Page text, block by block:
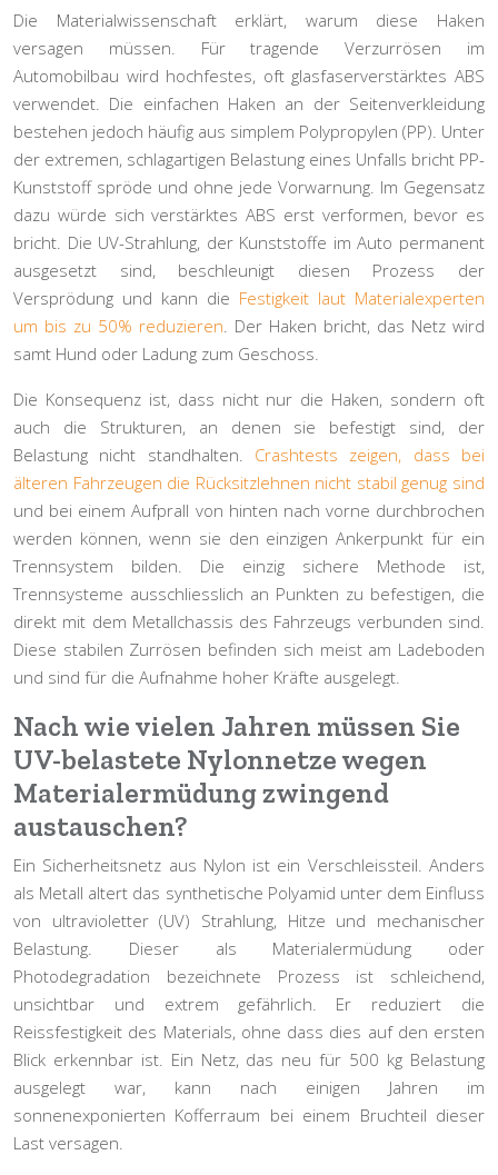
Die Materialwissenschaft erklärt, warum diese Haken
versagen müssen. Für tragende Verzurrösen im
Automobilbau wird hochfestes, oft glasfaserverstärktes ABS
verwendet. Die einfachen Haken an der Seitenverkleidung
bestehen jedoch häufig aus simplem Polypropylen (PP). Unter
der extremen, schlagartigen Belastung eines Unfalls bricht PP-
Kunststoff spröde und ohne jede Vorwarnung. Im Gegensatz
dazu würde sich verstärktes ABS erst verformen, bevor es
bricht. Die UV-Strahlung, der Kunststoffe im Auto permanent
ausgesetzt sind, beschleunigt diesen Prozess der
Versprödung und kann die Festigkeit laut Materialexperten
um bis zu 50% reduzieren. Der Haken bricht, das Netz wird
samt Hund oder Ladung zum Geschoss.
Die Konsequenz ist, dass nicht nur die Haken, sondern oft
auch die Strukturen, an denen sie befestigt sind, der
Belastung nicht standhalten. Crashtests zeigen, dass bei
älteren Fahrzeugen die Rücksitzlehnen nicht stabil genug sind
und bei einem Aufprall von hinten nach vorne durchbrochen
werden können, wenn sie den einzigen Ankerpunkt für ein
Trennsystem bilden. Die einzig sichere Methode ist,
Trennsysteme ausschliesslich an Punkten zu befestigen, die
direkt mit dem Metallchassis des Fahrzeugs verbunden sind.
Diese stabilen Zurrösen befinden sich meist am Ladeboden
und sind für die Aufnahme hoher Kräfte ausgelegt.
Nach wie vielen Jahren müssen Sie
UV-belastete Nylonnetze wegen
Materialermüdung zwingend
austauschen?
Ein Sicherheitsnetz aus Nylon ist ein Verschleissteil. Anders
als Metall altert das synthetische Polyamid unter dem Einfluss
von ultravioletter (UV) Strahlung, Hitze und mechanischer
Belastung. Dieser als Materialermüdung oder
Photodegradation bezeichnete Prozess ist schleichend,
unsichtbar und extrem gefährlich. Er reduziert die
Reissfestigkeit des Materials, ohne dass dies auf den ersten
Blick erkennbar ist. Ein Netz, das neu für 500 kg Belastung
ausgelegt war, kann nach einigen Jahren im
sonnenexponierten Kofferraum bei einem Bruchteil dieser
Last versagen.